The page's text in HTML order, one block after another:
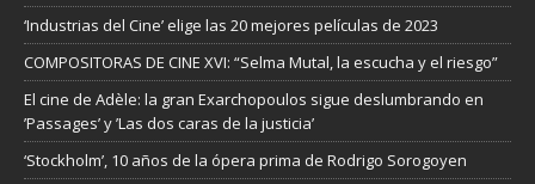
‘Industrias del Cine’ elige las 20 mejores películas de 2023
COMPOSITORAS DE CINE XVI: “Selma Mutal, la escucha y el riesgo”
El cine de Adèle: la gran Exarchopoulos sigue deslumbrando en
’Passages’ y ’Las dos caras de la justicia’
‘Stockholm’, 10 años de la ópera prima de Rodrigo Sorogoyen